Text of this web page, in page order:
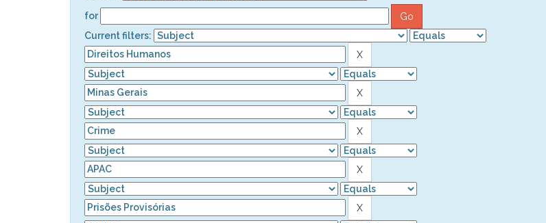
for
Current filters: